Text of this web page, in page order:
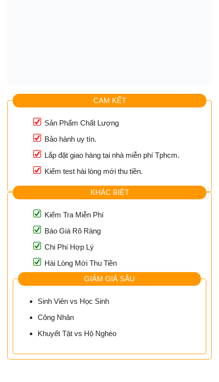
CAM KẾT
Sản Phẩm Chất Lượng
Bảo hành uy tín.
Lắp đặt giao hàng tại nhà miễn phí Tphcm.
Kiểm test hài lòng mới thu tiền.
KHÁC BIỆT
Kiểm Tra Miễn Phí
Báo Giá Rõ Ràng
Chi Phí Hợp Lý
Hài Lòng Mới Thu Tiền
GIẢM GIÁ SÂU
Sinh Viên vs Học Sinh
Công Nhân
Khuyết Tật vs Hộ Nghèo